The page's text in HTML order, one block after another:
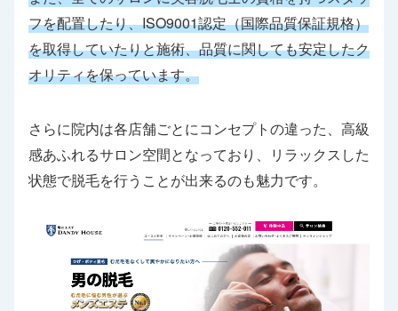
フを配置したり、ISO9001認定（国際品質保証規格）
を取得していたりと施術、品質に関しても安定したク
オリティを保っています。
さらに院内は各店舗ごとにコンセプトの違った、高級
感あふれるサロン空間となっており、リラックスした
状態で脱毛を行うことが出来るのも魅力です。